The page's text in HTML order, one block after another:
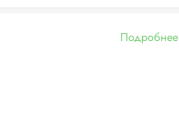
Подробнее